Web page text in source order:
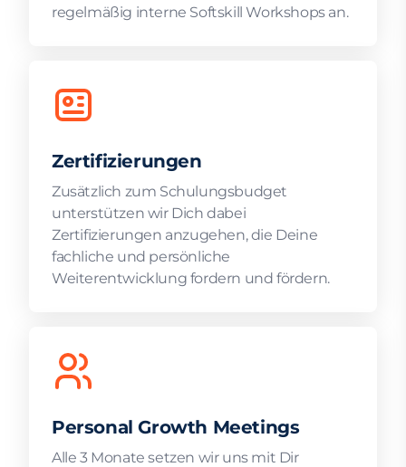
regelmäßig interne Softskill Workshops an.
Zertifizierungen
Zusätzlich zum Schulungsbudget
unterstützen wir Dich dabei
Zertifizierungen anzugehen, die Deine
fachliche und persönliche
Weiterentwicklung fordern und fördern.
Personal Growth Meetings
Alle 3 Monate setzen wir uns mit Dir